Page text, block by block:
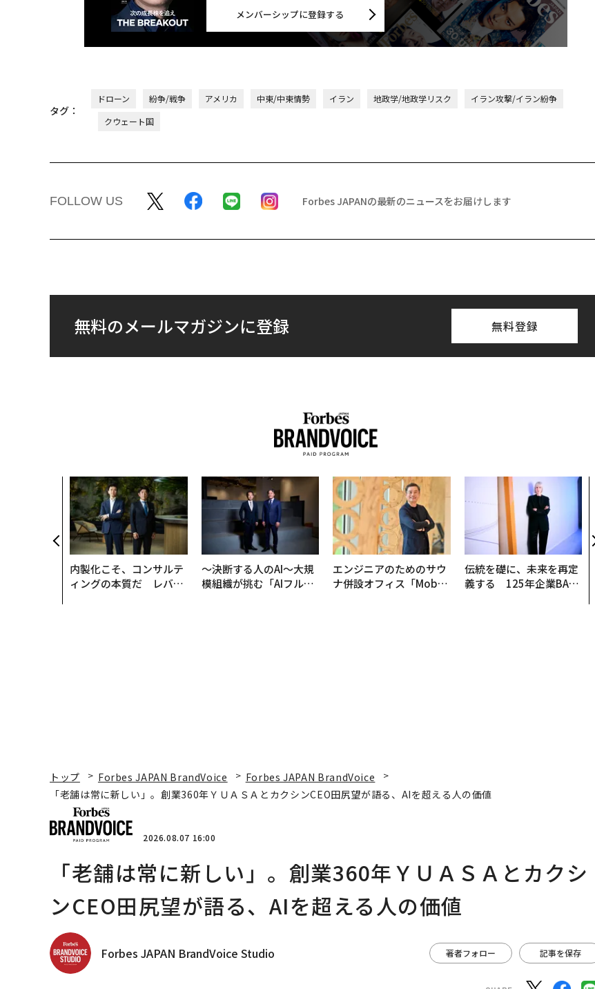
メンバーシップに登録する
タグ：
ドローン 紛争/戦争 アメリカ 中東/中東情勢 イラン 地政学/地政学リスク
イラン攻撃/イラン紛争
クウェート国
FOLLOW US Forbes JAPANの最新のニュースをお届けします
無料のメールマガジンに登録 無料登録
内製化こそ、コンサルテ
ィングの本質だ レバレ
〜決断する人のAI〜大規
模組織が挑む「AIフル実
エンジニアのためのサウ
ナ併設オフィス「Mobiu
伝統を礎に、未来を再定
義する 125年企業BAT
トップ Forbes JAPAN BrandVoice
Forbes JAPAN BrandVoice
「老舗は常に新しい」。創業360年ＹＵＡＳＡとカクシンCEO田尻望が語る、AIを超える人の価値
2026.08.07 16:00
「老舗は常に新しい」。創業360年ＹＵＡＳＡとカクシ
ンCEO田尻望が語る、AIを超える人の価値
Forbes JAPAN BrandVoice Studio 著者フォロー 記事を保存